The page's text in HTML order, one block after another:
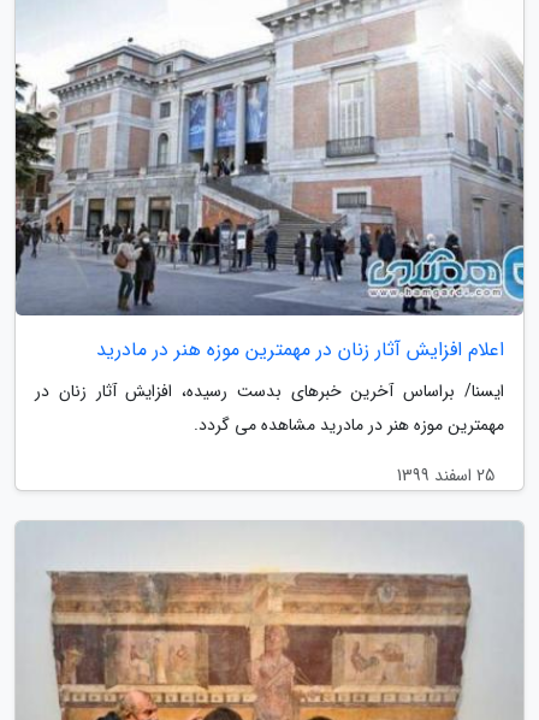
اعلام افزایش آثار زنان در مهمترین موزه هنر در مادرید
ایسنا/ براساس آخرین خبرهای بدست رسیده، افزایش آثار زنان در
مهمترین موزه هنر در مادرید مشاهده می گردد.
25 اسفند 1399